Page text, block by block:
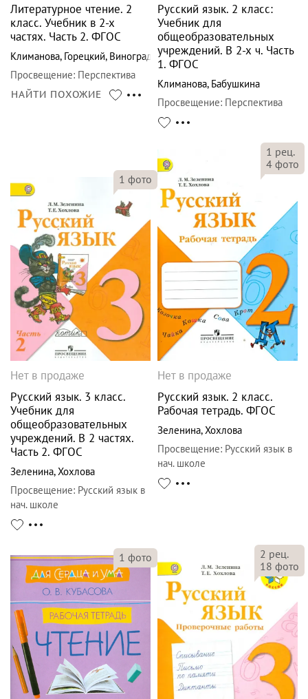
Литературное чтение. 2
класс. Учебник в 2-х
частях. Часть 2. ФГОС
Климанова, Горецкий, Виноградская
Просвещение: Перспектива
НАЙТИ ПОХОЖИЕ
Русский язык. 2 класс:
Учебник для
общеобразовательных
учреждений. В 2-х ч. Часть
1. ФГОС
Климанова, Бабушкина
Просвещение: Перспектива
1 фото
Нет в продаже
Русский язык. 3 класс.
Учебник для
общеобразовательных
учреждений. В 2 частях.
Часть 2. ФГОС
Зеленина, Хохлова
Просвещение: Русский язык в
нач. школе
1 рец.
4 фото
Нет в продаже
Русский язык. 2 класс.
Рабочая тетрадь. ФГОС
Зеленина, Хохлова
Просвещение: Русский язык в
нач. школе
1 фото 2 рец.
18 фото